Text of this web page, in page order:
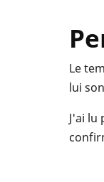
Le
lui
J'ai lu